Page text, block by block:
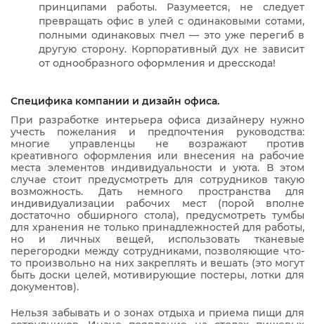
принципами работы. Разумеется, не следует
превращать офис в улей с одинаковыми сотами,
полными одинаковых пчел — это уже перегиб в
другую сторону. Корпоративный дух не зависит
от однообразного оформления и дресскода!
Специфика компании и дизайн офиса.
При разработке интерьера офиса дизайнеру нужно
учесть пожелания и предпочтения руководства:
многие управленцы не возражают против
креативного оформления или внесения на рабочие
места элементов индивидуальности и уюта. В этом
случае стоит предусмотреть для сотрудников такую
возможность. Дать немного пространства для
индивидуализации рабочих мест (порой вполне
достаточно обширного стола), предусмотреть тумбы
для хранения не только принадлежностей для работы,
но и личных вещей, использовать тканевые
перегородки между сотрудниками, позволяющие что-
то произвольно на них закреплять и вешать (это могут
быть доски целей, мотивирующие постеры, лотки для
документов).
Нельзя забывать и о зонах отдыха и приема пищи для